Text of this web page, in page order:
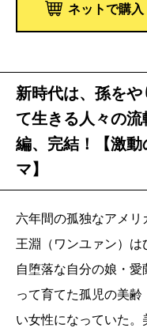
ネットで購入
新時代は、孫を
て生きる人々の
編、完結！【激
マ】
六年間の孤独なアメ
王淵（ワンユァン）
自堕落な自分の娘・
って育てた孤児の美
い女性になっていた。